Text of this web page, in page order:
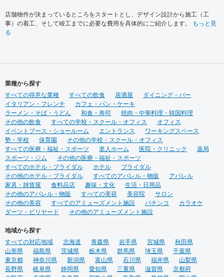
店舗物件が決まっているところをスタートとし、デザイン設計から施工（工
事）の着工、そして竣工までに必要な費用を具体的にご紹介します。
もっと見
る
業種から探す
すべての得意な業種
すべての飲食 居酒屋
ダイニング・バー
イタリアン・フレンチ
カフェ・パン・ケーキ
ラーメン・そば・うどん
和食・寿司
焼肉・中華料理・韓国料理
その他の飲食
すべての学校・スクール・オフィス
オフィス
イベントブース・ショールーム
エントランス
ワーキングスペース
塾・学校
保育園
その他の学校・スクール・オフィス
すべての医療・福祉・スポーツ
老人ホーム 医院・クリニック
薬局
スポーツ・ジム
その他の医療・福祉・スポーツ
すべてのホテル・ブライダル
ホテル
ブライダル
その他のホテル・ブライダル
すべてのアパレル・物販
アパレル
家具・雑貨屋
食料品店 趣味・文化
生活・日用品
その他のアパレル・物販
すべての美容 美容院
サロン
その他の美容
すべてのアミューズメント施設 パチンコ
カラオケ
ダーツ・ビリヤード
その他のアミューズメント施設
地域から探す
すべての対応地域
北海道 青森県 岩手県 宮城県
秋田県
山形県
福島県 茨城県 栃木県 群馬県 埼玉県
千葉県
東京都
神奈川県 新潟県 富山県 石川県 福井県
山梨県
長野県
岐阜県 静岡県 愛知県 三重県 滋賀県
京都府